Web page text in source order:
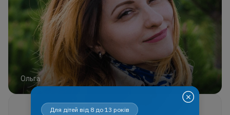
Ольга
Для дітей від 8 до 13 років